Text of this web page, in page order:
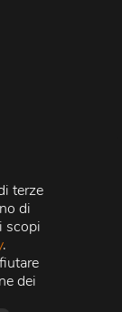
terze
di
scopi
.
dei
Melzo (MI)
-
Sociale
i diritti